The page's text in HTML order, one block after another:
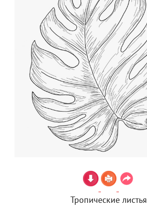
Тропические листья